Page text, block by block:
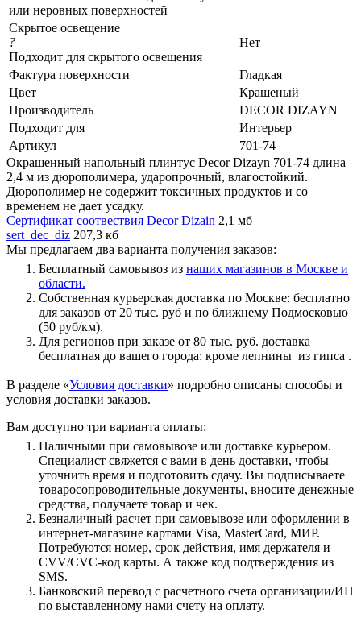
или неровных поверхностей
Скрытое освещение
?
Подходит для скрытого освещения
Нет
Фактура поверхности
Гладкая
Цвет
Крашеный
Производитель
DECOR DIZAYN
Подходит для
Интерьер
Артикул
701-74
Окрашенный напольный плинтус Decor Dizayn 701-74 длина
2,4 м из дюрополимера, ударопрочный, влагостойкий.
Дюрополимер не содержит токсичных продуктов и со
временем не дает усадку.
Сертификат соотвествия Decor Dizain 2,1 мб
sert_dec_diz 207,3 кб
Мы предлагаем два варианта получения заказов:
Бесплатный самовывоз из наших магазинов в Москве и
области.
Собственная курьерская доставка по Москве: бесплатно
для заказов от 20 тыс. руб и по ближнему Подмосковью
(50 руб/км).
Для регионов при заказе от 80 тыс. руб. доставка
бесплатная до вашего города: кроме лепнины из гипса .
В разделе «Условия доставки» подробно описаны способы и
условия доставки заказов.
Вам доступно три варианта оплаты:
Наличными при самовывозе или доставке курьером.
Специалист свяжется с вами в день доставки, чтобы
уточнить время и подготовить сдачу. Вы подписываете
товаросопроводительные документы, вносите денежные
средства, получаете товар и чек.
Безналичный расчет при самовывозе или оформлении в
интернет-магазине картами Visa, MasterCard, МИР.
Потребуются номер, срок действия, имя держателя и
CVV/CVC-код карты. А также код подтверждения из
SMS.
Банковский перевод с расчетного счета организации/ИП
по выставленному нами счету на оплату.